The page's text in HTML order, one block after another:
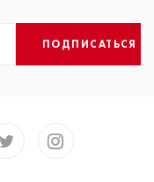
ПОДПИСАТЬСЯ